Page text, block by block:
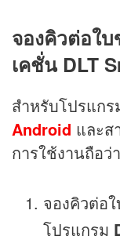
จองคิวต่อใ
เคชั่น DLT
สำหรับโปรแก
Android และส
การใช้งานถือว่
จองคิวต่อ
โปรแกรม